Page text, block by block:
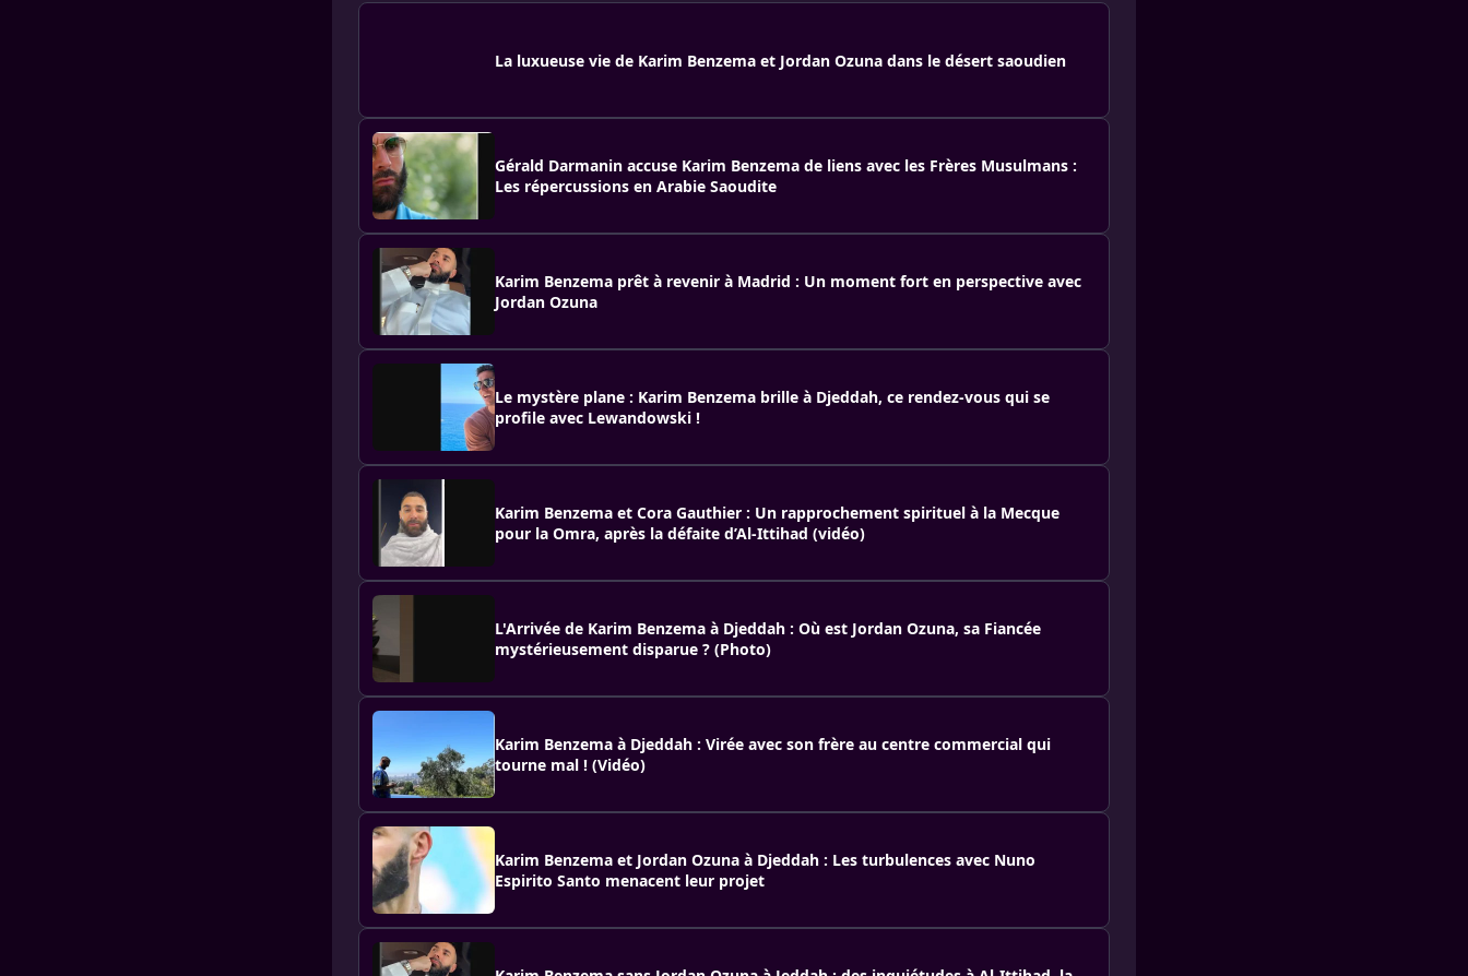
La luxueuse vie de Karim Benzema et Jordan Ozuna dans le désert saoudien
Gérald Darmanin accuse Karim Benzema de liens avec les Frères Musulmans :
Les répercussions en Arabie Saoudite
Karim Benzema prêt à revenir à Madrid : Un moment fort en perspective avec
Jordan Ozuna
Le mystère plane : Karim Benzema brille à Djeddah, ce rendez-vous qui se
profile avec Lewandowski !
Karim Benzema et Cora Gauthier : Un rapprochement spirituel à la Mecque
pour la Omra, après la défaite d’Al-Ittihad (vidéo)
L'Arrivée de Karim Benzema à Djeddah : Où est Jordan Ozuna, sa Fiancée
mystérieusement disparue ? (Photo)
Karim Benzema à Djeddah : Virée avec son frère au centre commercial qui
tourne mal ! (Vidéo)
Karim Benzema et Jordan Ozuna à Djeddah : Les turbulences avec Nuno
Espirito Santo menacent leur projet